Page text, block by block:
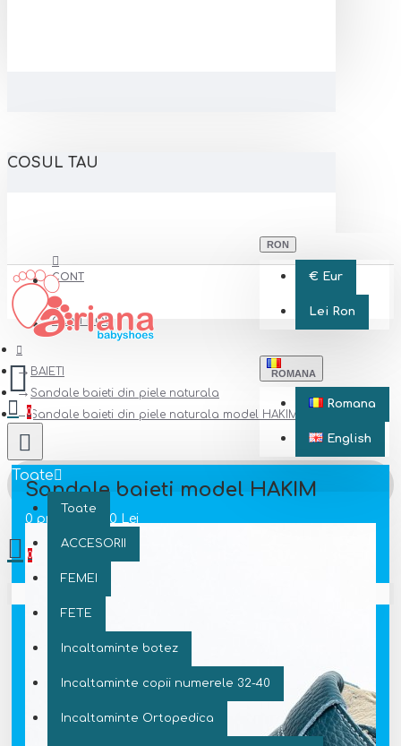
COSUL TAU
CONT
CONT NOU
RON
€ Eur
Lei Ron
ROMANA
Romana
English
0
Toate
Toate
ACCESORII
FEMEI
FETE
Incaltaminte botez
Incaltaminte copii numerele 32-40
Incaltaminte Ortopedica
0 produs(e) - 0 Lei
0
Coșul este gol!
BAIETI
Sandale baieti din piele naturala
Sandale baieti din piele naturala model HAKIM
Sandale baieti model HAKIM